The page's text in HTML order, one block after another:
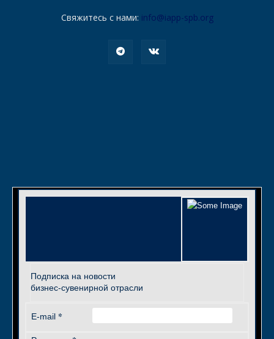
Свяжитесь с нами: info@iapp-spb.org
Подписка на новости
бизнес-сувенирной отрасли
E-mail *